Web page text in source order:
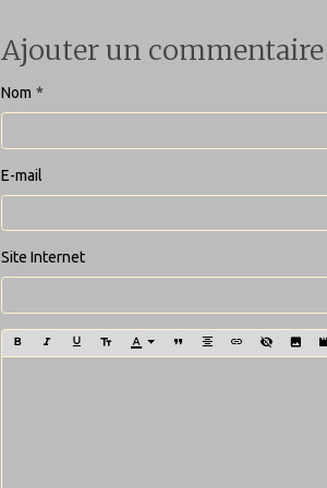
Ajouter un commentaire
Nom
E-mail
Site Internet